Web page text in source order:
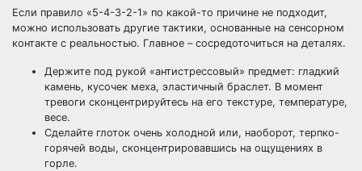
Если правило «5-4-3-2-1» по какой-то причине не подходит,
можно использовать другие тактики, основанные на сенсорном
контакте с реальностью. Главное – сосредоточиться на деталях.
Держите под рукой «антистрессовый» предмет: гладкий
камень, кусочек меха, эластичный браслет. В момент
тревоги сконцентрируйтесь на его текстуре, температуре,
весе.
Сделайте глоток очень холодной или, наоборот, терпко-
горячей воды, сконцентрировавшись на ощущениях в
горле.